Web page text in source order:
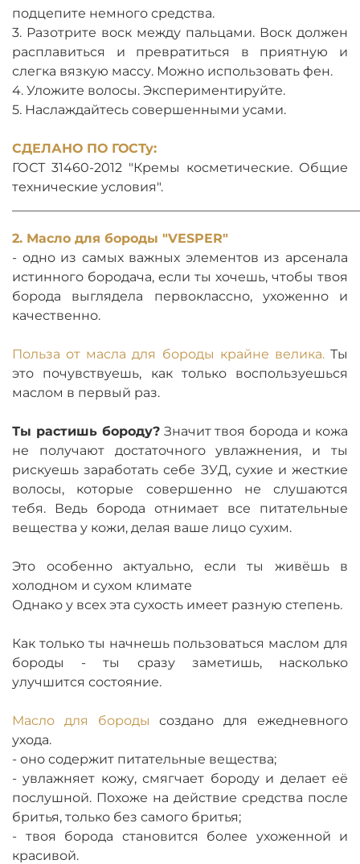
подцепите немного средства.
3. Разотрите воск между пальцами. Воск должен
расплавиться и превратиться в приятную и
слегка вязкую массу. Можно использовать фен.
4. Уложите волосы. Экспериментируйте.
5. Наслаждайтесь совершенными усами.
СДЕЛАНО ПО ГОСТу:
ГОСТ 31460-2012 "Кремы косметические. Общие
технические условия".
2. Масло для бороды "VESPER"
- одно из самых важных элементов из арсенала
истинного бородача, если ты хочешь, чтобы твоя
борода выглядела первоклассно, ухоженно и
качественно.
Польза от масла для бороды крайне велика.Ты
это почувствуешь, как только воспользуешься
маслом в первый раз.
Ты растишь бороду?Значит твоя борода и кожа
не получают достаточного увлажнения, и ты
рискуешь заработать себе ЗУД, сухие и жесткие
волосы, которые совершенно не слушаются
тебя. Ведь борода отнимает все питательные
вещества у кожи, делая ваше лицо сухим.
Это особенно актуально, если ты живёшь в
холодном и сухом климате
Однако у всех эта сухость имеет разную степень.
Как только ты начнешь пользоваться маслом для
бороды - ты сразу заметишь, насколько
улучшится состояние.
Масло для бороды создано для ежедневного
ухода.
- оно содержит питательные вещества;
- увлажняет кожу, смягчает бороду и делает её
послушной. Похоже на действие средства после
бритья, только без самого бритья;
- твоя борода становится более ухоженной и
красивой.